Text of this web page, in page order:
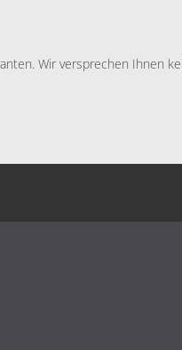
Wir versprechen Ihnen